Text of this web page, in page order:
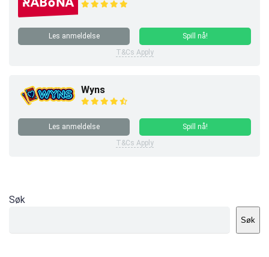
Les anmeldelse
Spill nå!
T&Cs Apply
Wyns
Les anmeldelse
Spill nå!
T&Cs Apply
Søk
Søk